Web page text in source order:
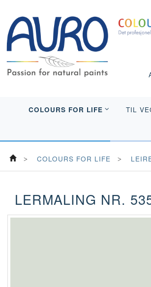
COLOURS FOR LIFE TIL
COLOURS FOR LIFE
LERMALING NR.